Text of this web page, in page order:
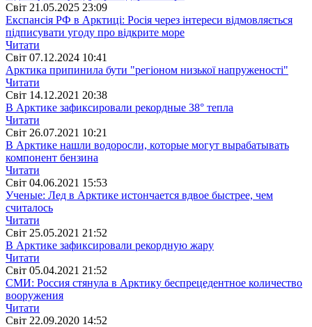
Свiт 21.05.2025 23:09
Експансія РФ в Арктиці: Росія через інтереси відмовляється
підписувати угоду про відкрите море
Читати
Свiт 07.12.2024 10:41
Арктика припинила бути "регіоном низької напруженості"
Читати
Свiт 14.12.2021 20:38
В Арктике зафиксировали рекордные 38° тепла
Читати
Свiт 26.07.2021 10:21
В Арктике нашли водоросли, которые могут вырабатывать
компонент бензина
Читати
Свiт 04.06.2021 15:53
Ученые: Лед в Арктике истончается вдвое быстрее, чем
считалось
Читати
Свiт 25.05.2021 21:52
В Арктике зафиксировали рекордную жару
Читати
Свiт 05.04.2021 21:52
СМИ: Россия стянула в Арктику беспрецедентное количество
вооружения
Читати
Свiт 22.09.2020 14:52